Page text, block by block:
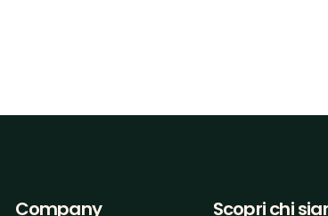
Company Scopri chi